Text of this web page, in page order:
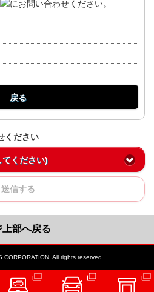
にお問い合わせください。
戻る
ください
てください)
送信する
上部へ戻る
CORPORATION. All rights reserved.